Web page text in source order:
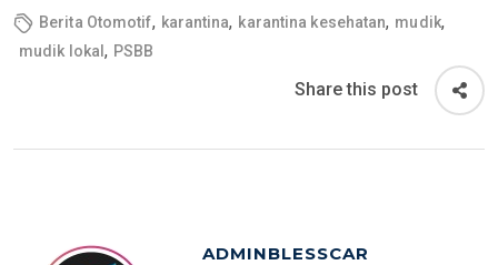
Berita Otomotif, karantina, karantina kesehatan, mudik,
mudik lokal, PSBB
Share this post
ADMINBLESSCAR